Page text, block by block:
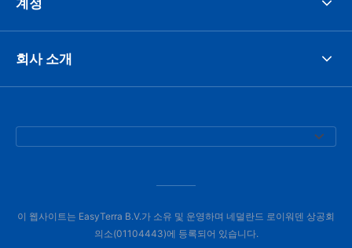
회사 소개
이 웹사이트는 EasyTerra B.V.가 소유 및 운영하며 네덜란드 로이워덴 상공회
의소(01104443)에 등록되어 있습니다.